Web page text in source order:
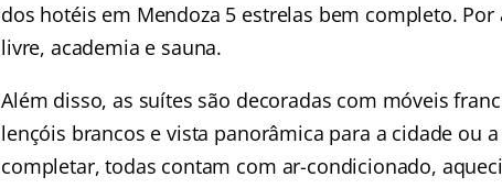
dos hotéis em Mendoza 5 estrelas bem completo.
livre, academia e sauna.
Além disso, as suítes são decoradas com móveis
lençóis brancos e vista panorâmica para a cidade ou
completar, todas contam com ar-condicionado,